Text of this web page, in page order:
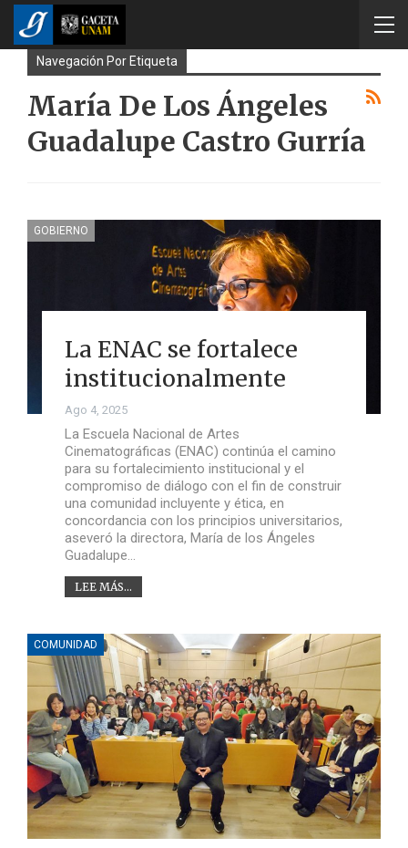
Navegación Por Etiqueta
María De Los Ángeles
Guadalupe Castro Gurría
GOBIERNO
La ENAC se fortalece
institucionalmente
Ago 4, 2025
La Escuela Nacional de Artes
Cinematográficas (ENAC) continúa el camino
para su fortalecimiento institucional y el
compromiso de diálogo con el fin de construir
una comunidad incluyente y ética, en
concordancia con los principios universitarios,
aseveró la directora, María de los Ángeles
Guadalupe…
LEE MÁS...
COMUNIDAD